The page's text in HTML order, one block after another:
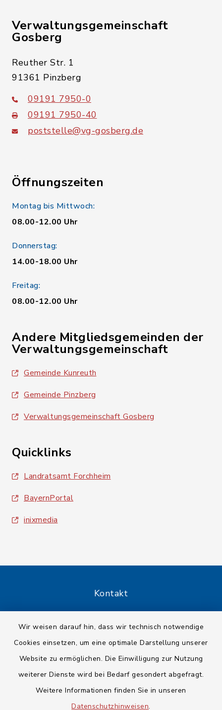
Wir weisen darauf hin, dass wir technisch notwendige
Cookies einsetzen, um eine optimale Darstellung unserer
Website zu ermöglichen. Die Einwilligung zur Nutzung
weiterer Dienste wird bei Bedarf gesondert abgefragt.
Weitere Informationen finden Sie in unseren
Datenschutzhinweisen.
Verwaltungsgemeinschaft
Gosberg
Reuther Str. 1
91361 Pinzberg
09191 7950-0
09191 7950-40
poststelle@vg-gosberg.de
Öffnungszeiten
Montag bis Mittwoch:
08.00-12.00 Uhr
Donnerstag:
14.00-18.00 Uhr
Freitag:
08.00-12.00 Uhr
Andere Mitgliedsgemeinden der
Verwaltungsgemeinschaft
Gemeinde Kunreuth
Gemeinde Pinzberg
Verwaltungsgemeinschaft Gosberg
Quicklinks
Landratsamt Forchheim
BayernPortal
inixmedia
Kontakt
Datenschutz
Impressum
Sitemap